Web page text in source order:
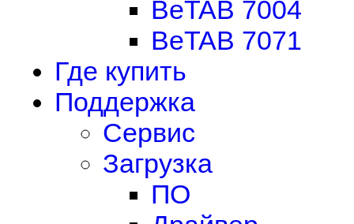
BeTAB 7004
BeTAB 7071
Где купить
Поддержка
Сервис
Загрузка
ПО